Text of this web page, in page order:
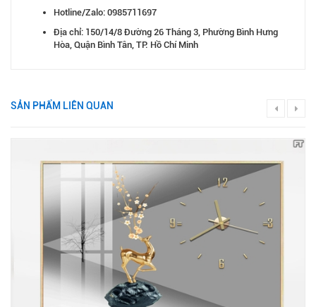
Hotline/Zalo: 0985711697
Địa chỉ: 150/14/8 Đường 26 Tháng 3, Phường Bình Hưng
Hòa, Quận Bình Tân, TP. Hồ Chí Minh
SẢN PHẨM LIÊN QUAN